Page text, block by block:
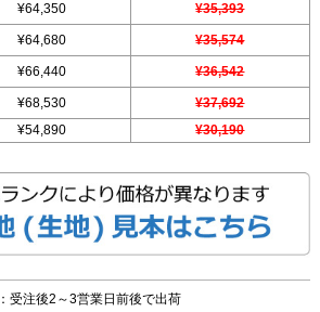
¥64,350 ¥35,393
¥64,680 ¥35,574
¥66,440 ¥36,542
¥68,530
¥37,692
¥54,890 ¥30,190
受注後2～3営業日前後で出荷